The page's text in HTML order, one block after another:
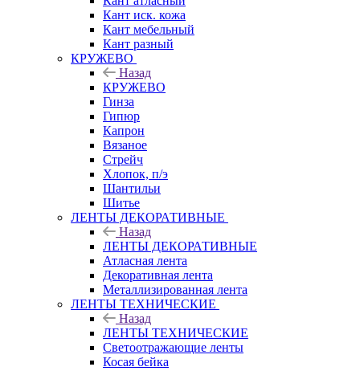
Кант иск. кожа
Кант мебельный
Кант разный
КРУЖЕВО
Назад
КРУЖЕВО
Гинза
Гипюр
Капрон
Вязаное
Стрейч
Хлопок, п/э
Шантильи
Шитье
ЛЕНТЫ ДЕКОРАТИВНЫЕ
Назад
ЛЕНТЫ ДЕКОРАТИВНЫЕ
Атласная лента
Декоративная лента
Металлизированная лента
ЛЕНТЫ ТЕХНИЧЕСКИЕ
Назад
ЛЕНТЫ ТЕХНИЧЕСКИЕ
Светоотражающие ленты
Косая бейка